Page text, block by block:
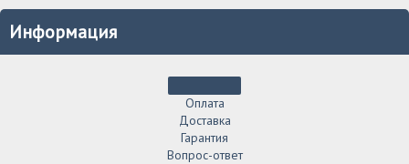
Информация
Оплата
Доставка
Гарантия
Вопрос-ответ